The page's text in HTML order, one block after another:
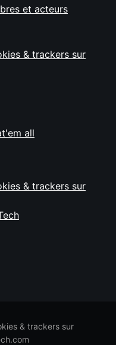
et acteurs
& trackers sur
all
& trackers sur
& trackers sur